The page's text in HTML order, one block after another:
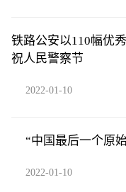
铁路公安以110幅优
祝人民警察节
2022-01-10
“中国最后一个原
2022-01-10